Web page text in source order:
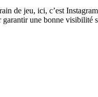
de jeu, ici, c’est
une bonne visibilité